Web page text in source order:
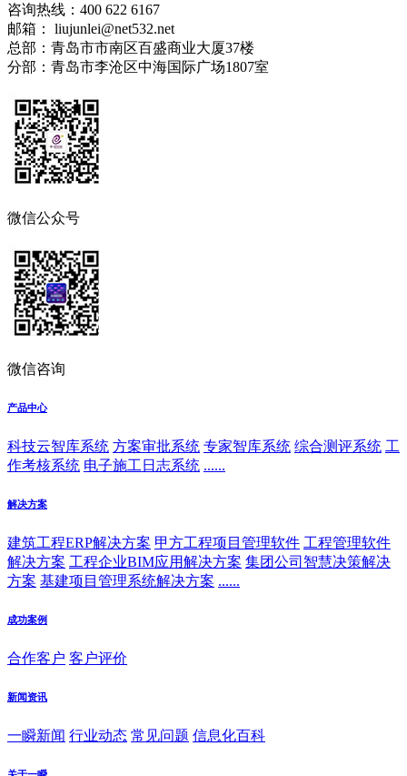
咨询热线：400 622 6167
邮箱： liujunlei@net532.net
总部：青岛市市南区百盛商业大厦37楼
分部：青岛市李沧区中海国际广场1807室
微信公众号
微信咨询
产品中心
科技云智库系统 方案审批系统 专家智库系统 综合测评系统 工
作考核系统 电子施工日志系统 ......
解决方案
建筑工程ERP解决方案 甲方工程项目管理软件 工程管理软件
解决方案 工程企业BIM应用解决方案 集团公司智慧决策解决
方案 基建项目管理系统解决方案 ......
成功案例
合作客户 客户评价
新闻资讯
一瞬新闻 行业动态 常见问题 信息化百科
关于一瞬